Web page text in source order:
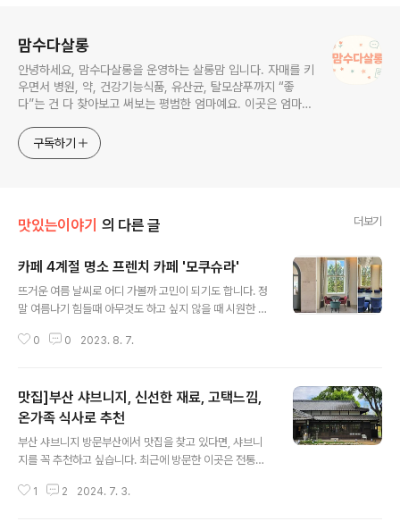
맘수다살롱
안녕하세요, 맘수다살롱을 운영하는 살롱맘 입니다. 자매를 키
우면서 병원, 약, 건강기능식품, 유산균, 탈모샴푸까지 “좋
다”는 건 다 찾아보고 써보는 평범한 엄마예요. 이곳은 엄마들
털어놓고 나누는 맘수다 살롱입니다. 물론 광고 문구도 있지
만, 실제로 써본 사람의 진짜 이야기가 궁금하다면 천천히 구
구독하기
맛있는이야기 의 다른 글 더보기
카페 4계절 명소 프렌치 카페 '모쿠슈라'
뜨거운 여름 날씨로 어디 가볼까 고민이 되기도 합니다. 정
말 여름나기 힘들때 아무것도 하고 싶지 않을 때 시원한 카
과 집을 나섰습니다. '모쿠슈라' 방문을 해보니 커다란 창이
다. 4계절 명소 모쿠슈라 (왼쪽사진) 1층 아이들과 함께 독
서할 곳도 있더라구요. (가운데사진, 오른쪽 사진) 곳곳이
다 예뻤지만 2층에서 가장 안쪽 자리가 가장 예뻤답니다.
모쿠슈라 베이커리 베이커리는 시간대 별로 빵이 계속 구
워지고 많은 종류의 빵, 샌드위치, 디저트 종류가 있었습니
다. 모쿠슈라의 시그니처 커피 2가지를 시키고 라임에이드
0 0 2023. 8. 7.
맛집]부산 샤브니지, 신선한 재료, 고택느낌,
온가족 식사로 추천
부산 샤브니지 방문부산에서 맛집을 찾고 있다면, 샤브니
지를 꼭 추천하고 싶습니다. 최근에 방문한 이곳은 전통적
가 인상적이었어요. 옛날 고택의 아름다움먼저, 샤브니지
1 2 2024. 7. 3.